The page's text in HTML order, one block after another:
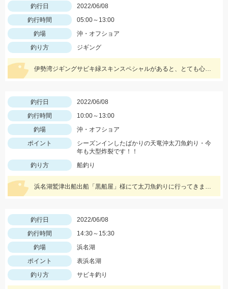
釣行日
2022/06/08
釣行時間
05:00～13:00
釣場
沖・オフショア
釣り方
ジギング
伊勢湾ジギングサビキ緑スキンスペシャルがあると、とても心強いです！
釣行日
2022/06/08
釣行時間
10:00～13:00
釣場
沖・オフショア
ポイント
シーズンインしたばかりの天竜沖太刀魚釣り・今
年も大型炸裂です！！
釣り方
船釣り
浜名湖鷲津出船出船「黒船屋」様にて太刀魚釣りに行ってきました。 初心者でも親切船長が釣り方教えてくれますよ！
釣行日
2022/06/08
釣行時間
14:30～15:30
釣場
浜名湖
ポイント
表浜名湖
釣り方
サビキ釣り